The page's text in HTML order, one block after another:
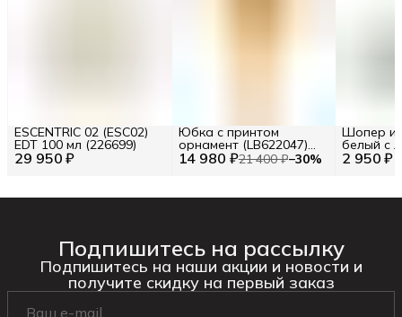
29 950 ₽
ESCENTRIC 02 (ESC02)
EDT 100 мл (226699)
14 980 ₽21 400 ₽−30%
Юбка с принтом
орнамент (LB622047)
Размер S (INT) Цв. 2 950 ₽
Шопер из
белый с
BA23-06
Подпишитесь на рассылку
Подпишитесь на наши акции и новости и
получите скидку на первый заказ